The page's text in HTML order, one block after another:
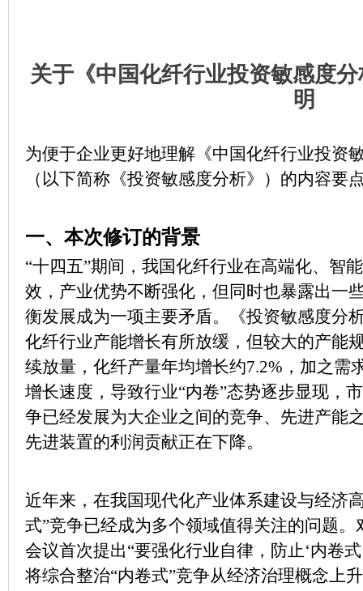
关于《中国化纤行业投资敏感度
明
为便于企业更好地理解《中国化纤行业投资
（以下简称《投资敏感度分析》）的内容要
一、本次修订的背景
“十四五”期间，我国化纤行业在高端化、智
效，产业优势不断强化，但同时也暴露出一
衡发展成为一项主要矛盾。《投资敏感度分
化纤行业产能增长有所放缓，但较大的产能
续放量，化纤产量年均增长约7.2%，加之需
增长速度，导致行业“内卷”态势逐步显现，
争已经发展为大企业之间的竞争、先进产能
先进装置的利润贡献正在下降。
近年来，在我国现代化产业体系建设与经济
式”竞争已经成为多个领域值得关注的问题
会议首次提出“要强化行业自律，防止‘内卷
将综合整治“内卷式”竞争从经济治理概念上